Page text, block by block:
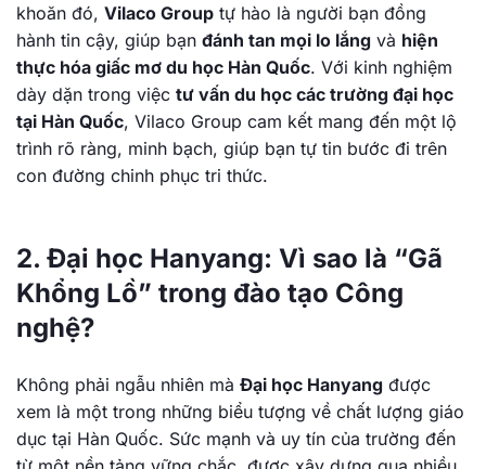
khoăn đó, Vilaco Group tự hào là người bạn đồng
hành tin cậy, giúp bạn đánh tan mọi lo lắng và hiện
thực hóa giấc mơ du học Hàn Quốc. Với kinh nghiệm
dày dặn trong việc tư vấn du học các trường đại học
tại Hàn Quốc, Vilaco Group cam kết mang đến một lộ
trình rõ ràng, minh bạch, giúp bạn tự tin bước đi trên
con đường chinh phục tri thức.
2. Đại học Hanyang: Vì sao là “Gã
Khổng Lồ” trong đào tạo Công
nghệ?
Không phải ngẫu nhiên mà Đại học Hanyang được
xem là một trong những biểu tượng về chất lượng giáo
dục tại Hàn Quốc. Sức mạnh và uy tín của trường đến